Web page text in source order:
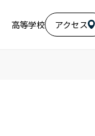
高等学校 アクセス